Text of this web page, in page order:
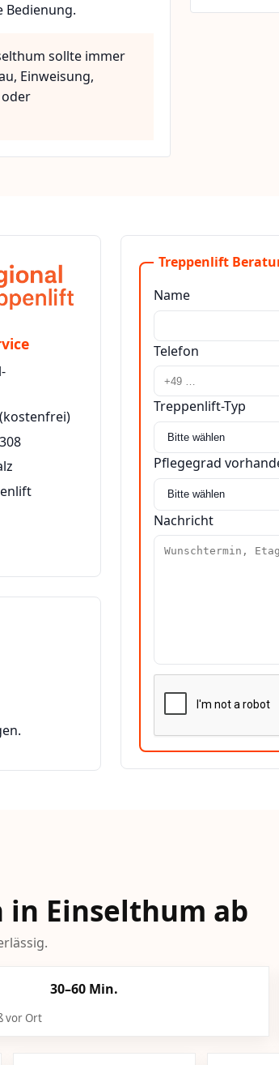
Bedienung.
sollte immer
Einweisung,
(kostenfrei)
Treppenlift
Name
Telefon
Treppenlift-Typ
Pflegegrad
Nachricht
Einselthum ab
30–60 Min.
vor Ort